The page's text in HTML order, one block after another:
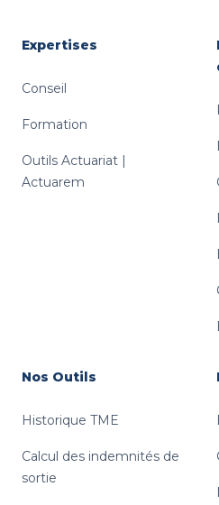
Expertises
Conseil
Formation
Outils Actuariat |
Actuarem
Nos Outils
Historique TME
Calcul des indemnités de
sortie